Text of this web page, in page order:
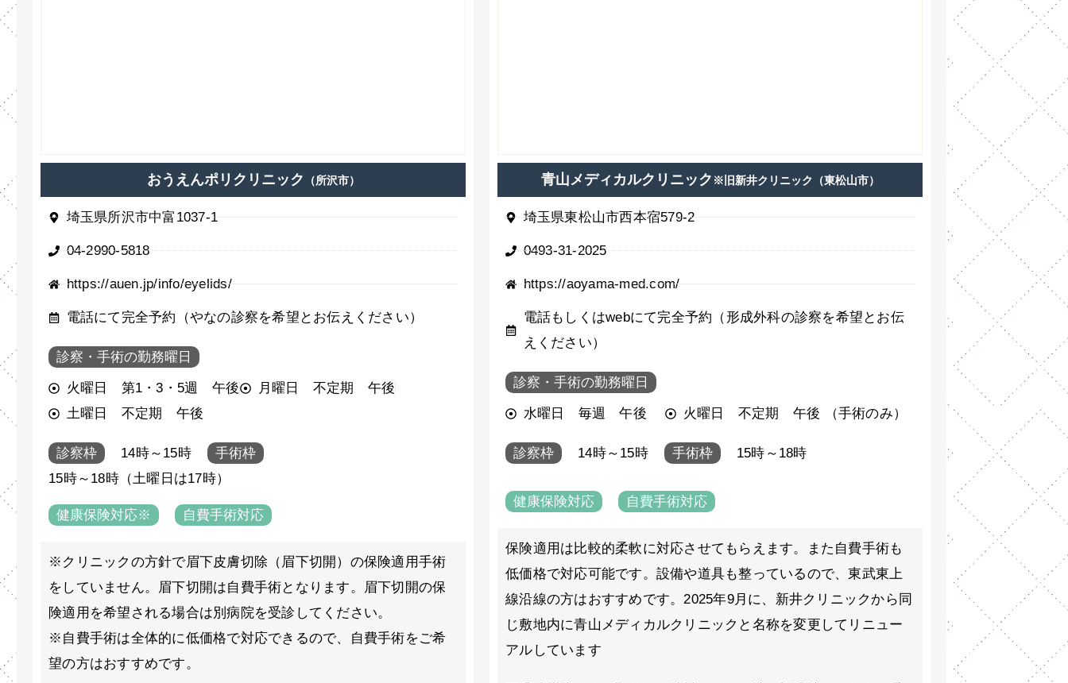
おうえんポリクリニック （所沢市）
埼玉県所沢市中富1037-1
04-2990-5818
https://auen.jp/info/eyelids/
電話にて完全予約（やなの診察を希望とお伝えください）
診察・手術の勤務曜日
火曜日 第1・3・5週 午後
月曜日 不定期 午後
土曜日 不定期 午後
診察枠 14時～15時
手術枠
15時～18時（土曜日は17時）
健康保険対応※ 自費手術対応
※クリニックの方針で眉下皮膚切除（眉下切開）の保険適用手術
をしていません。眉下切開は自費手術となります。眉下切開の保
険適用を希望される場合は別病院を受診してください。
※自費手術は全体的に低価格で対応できるので、自費手術をご希
望の方はおすすめです。
青山メディカルクリニック ※旧新井クリニック（東松山市）
埼玉県東松山市西本宿579-2
0493-31-2025
https://aoyama-med.com/
電話もしくはwebにて完全予約（形成外科の診察を希望とお伝
えください）
診察・手術の勤務曜日
水曜日 毎週 午後 火曜日 不定期 午後 （手術のみ）
診察枠 14時～15時 手術枠 15時～18時
健康保険対応 自費手術対応
保険適用は比較的柔軟に対応させてもらえます。また自費手術も
低価格で対応可能です。設備や道具も整っているので、東武東上
線沿線の方はおすすめです。2025年9月に、新井クリニックから同
じ敷地内に青山メディカルクリニックと名称を変更してリニュー
アルしています